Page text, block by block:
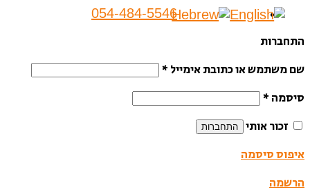
054-484-5546
התחברות
שם משתמש או כתובת אימייל *
סיסמה *
זכור אותי
התחברות
איפוס סיסמה
הרשמה